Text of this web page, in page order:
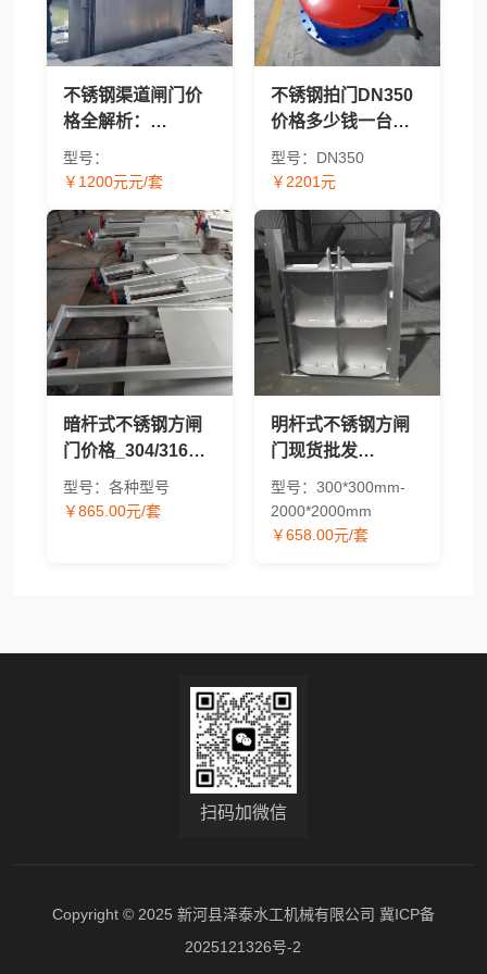
不锈钢渠道闸门价
格全解析：
BQZM/QZM/CBZ/304/
太阳能型号报价对
南
型号：
￥1200元元/套
不锈钢拍门DN350
价格多少钱一台？
2026年报价及价格
因素解析
型号：DN350
￥2201元
暗杆式不锈钢方闸
门价格_304/316方
形水工闸门现货供
应
型号：各种型号
￥865.00元/套
明杆式不锈钢方闸
门现货批发
_304/316材质方形
水工闸门价格
型号：300*300mm-
2000*2000mm
￥658.00元/套
扫码加微信
Copyright © 2025 新河县泽泰水工机械有限公司 冀ICP备
2025121326号-2